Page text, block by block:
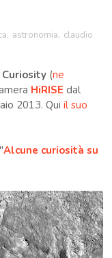
, astronomia, claudio
Curiosity (ne
HiRISE dal
2013. Qui il suo
Alcune curiosità su